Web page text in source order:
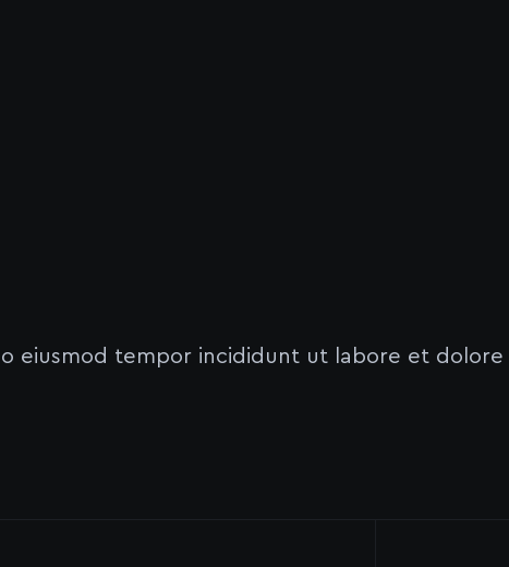
eiusmod tempor incididunt ut labore et dolore